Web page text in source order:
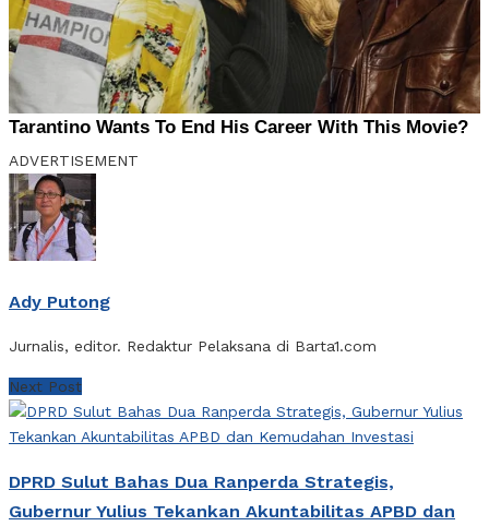
ADVERTISEMENT
Ady Putong
Jurnalis, editor. Redaktur Pelaksana di Barta1.com
Next Post
DPRD Sulut Bahas Dua Ranperda Strategis,
Gubernur Yulius Tekankan Akuntabilitas APBD dan